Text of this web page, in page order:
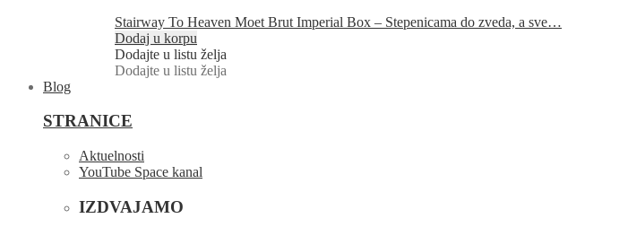
Stairway To Heaven Moet Brut Imperial Box – Stepenicama do zveda, a sve…
Dodaj u korpu
Dodajte u listu želja
Dodajte u listu želja
Blog
STRANICE
Aktuelnosti
YouTube Space kanal
IZDVAJAMO